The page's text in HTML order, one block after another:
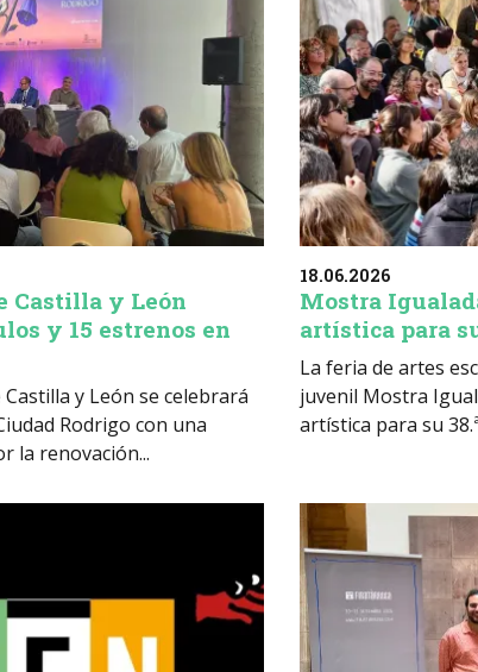
Castilla y León
y 15 estrenos en
Castilla y León se celebrará
Rodrigo con una
la renovación...
18.06.2026
Mostra
artística para
La feria de artes
juvenil Mostra
artística para su